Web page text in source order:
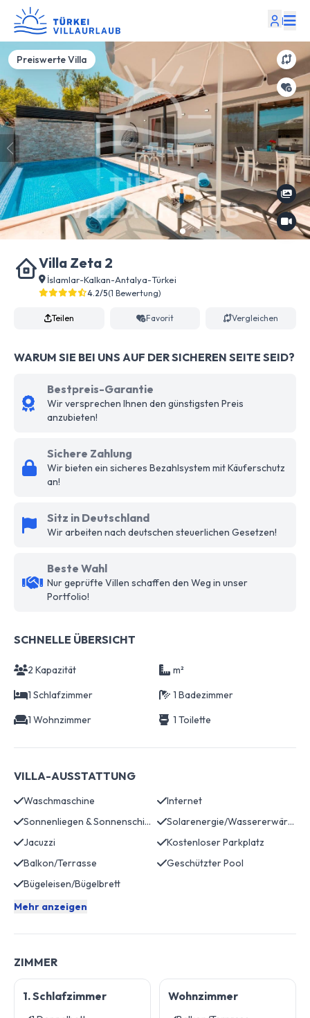
|
Preiswerte Villa
Villa Zeta 2
İslamlar-Kalkan-Antalya-Türkei
4.2/5(1 Bewertung)
Teilen Favorit Vergleichen
WARUM SIE BEI UNS AUF DER SICHEREN SEITE SEID?
Bestpreis-Garantie
Wir versprechen Ihnen den günstigsten Preis
anzubieten!
Sichere Zahlung
Wir bieten ein sicheres Bezahlsystem mit Käuferschutz
an!
Sitz in Deutschland
Wir arbeiten nach deutschen steuerlichen Gesetzen!
Beste Wahl
Nur geprüfte Villen schaffen den Weg in unser
Portfolio!
SCHNELLE ÜBERSICHT
2 Kapazität
m²
1 Schlafzimmer
1 Badezimmer
1 Wohnzimmer
1 Toilette
VILLA-AUSSTATTUNG
Waschmaschine
Internet
Sonnenliegen & Sonnenschirme
Solarenergie/Wassererwärmung
Jacuzzi
Kostenloser Parkplatz
Balkon/Terrasse
Geschützter Pool
Bügeleisen/Bügelbrett
Mehr anzeigen
ZIMMER
1. Schlafzimmer Wohnzimmer